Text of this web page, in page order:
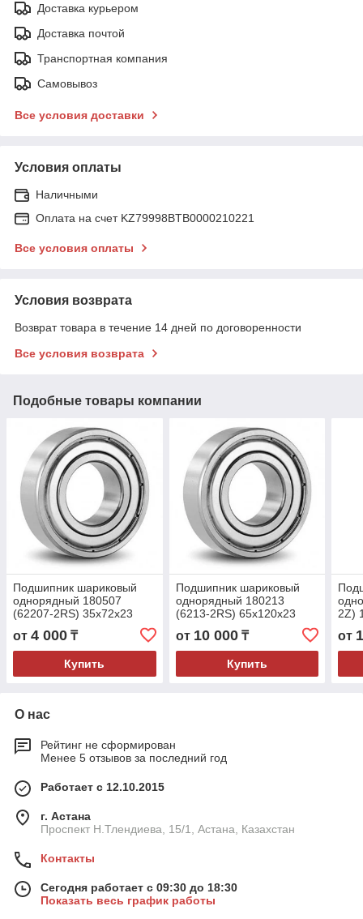
Доставка курьером
Доставка почтой
Транспортная компания
Самовывоз
Все условия доставки
Условия оплаты
Наличными
Оплата на счет KZ79998BTB0000210221
Все условия оплаты
Условия возврата
Возврат товара в течение 14 дней по договоренности
Все условия возврата
Подобные товары компании
Подшипник шариковый
однорядный 180507
(62207-2RS) 35x72x23
от 4 000 ₸
Купить
Подшипник шариковый
однорядный 180213
(6213-2RS) 65x120x23
от 10 000₸
Купить
2Z)
от
О нас
Рейтинг не сформирован
Менее 5 отзывов за последний год
Работает с 12.10.2015
г. Астана
Проспект Н.Тлендиева, 15/1, Астана, Казахстан
Контакты
Сегодня работает с 09:30 до 18:30
Показать весь график работы